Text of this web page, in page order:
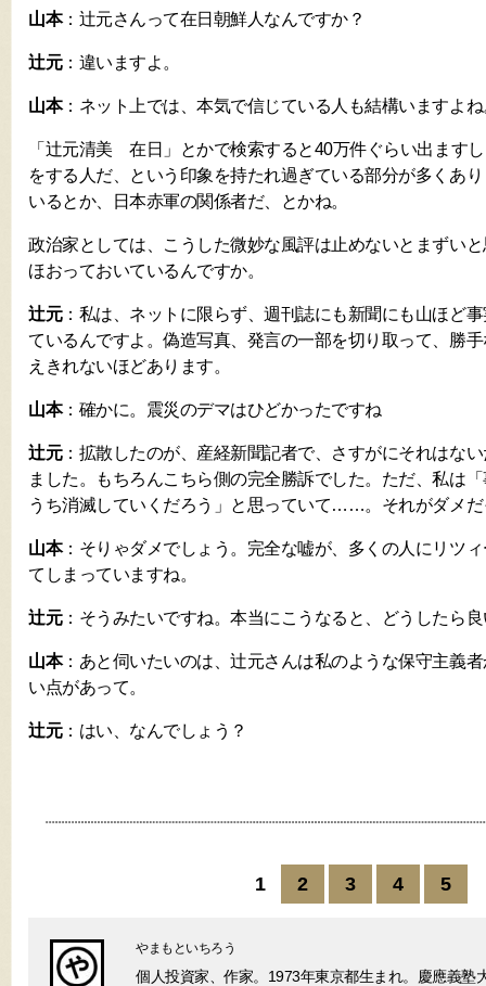
山本：辻元さんって在日朝鮮人なんですか？
辻元：違いますよ。
山本：ネット上では、本気で信じている人も結構いますよね
「辻元清美 在日」とかで検索すると40万件ぐらい出ます
をする人だ、という印象を持たれ過ぎている部分が多くあ
いるとか、日本赤軍の関係者だ、とかね。
政治家としては、こうした微妙な風評は止めないとまずい
ほおっておいているんですか。
辻元：私は、ネットに限らず、週刊誌にも新聞にも山ほど
ているんですよ。偽造写真、発言の一部を切り取って、勝
えきれないほどあります。
山本：確かに。震災のデマはひどかったですね
辻元：拡散したのが、産経新聞記者で、さすがにそれはな
ました。もちろんこちら側の完全勝訴でした。ただ、私は
うち消滅していくだろう」と思っていて……。それがダメ
山本：そりゃダメでしょう。完全な嘘が、多くの人にリツ
てしまっていますね。
辻元：そうみたいですね。本当にこうなると、どうしたら
山本：あと伺いたいのは、辻元さんは私のような保守主義
い点があって。
辻元：はい、なんでしょう？
1 2 3 4 5
やまもといちろう
個人投資家、作家。1973年東京都生まれ。慶應義塾